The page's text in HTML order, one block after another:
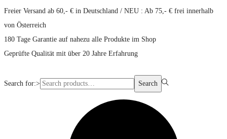
Freier Versand ab 60,- € in Deutschland / NEU : Ab 75,- € frei innerhalb
von Österreich
180 Tage Garantie auf nahezu alle Produkte im Shop
Geprüfte Qualität mit über 20 Jahre Erfahrung
Search for:> Search